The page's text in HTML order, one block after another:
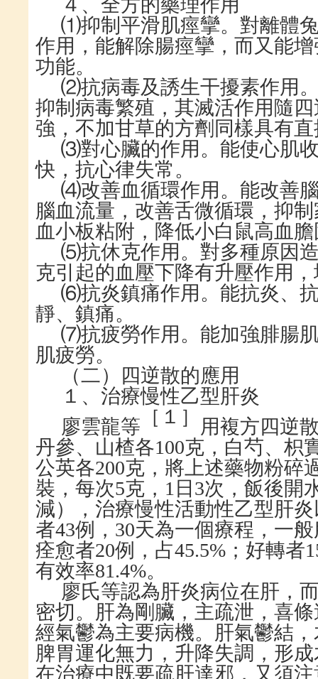
４、全方的藥理作用
⑴抑制平滑肌痙攣。對離體
作用，能解除腸痙攣，而又能
功能。
⑵抗病毒及誘生干擾素作用
抑制病毒繁殖，其滅活作用隨
強，不加甘草的方劑同樣具有
⑶對心臟的作用。能使心肌
快，抗心律失常。
⑷改善血循環作用。能改善
腦血流量，改善舌微循環，抑
血小板粘附，降低小白鼠高血
⑸抗休克作用。對多種原因
克引起的血壓下降有升壓作用
⑹抗炎鎮痛作用。能抗炎、
靜、鎮痛。
⑺抗疲勞作用。能加強腓腸
肌疲勞。
（二）四逆散的應用
１、治療慢性乙型肝炎
廖雲龍等 ［１］ 用複方四逆
丹參、山楂各100克，白芍、枳
公英各200克，將上述藥物粉碎
裝，每次5克， 1 日 3次，飯後開
減），治療慢性活動性乙型肝
者43例， 30天為一個療程，一
痊愈者20例，占45.5% ；好轉者
有效率81.4%。
廖氏等認為肝炎病位在肝，
密切。肝為剛臟，主疏泄，喜
經氣鬱為主要病機。肝氣鬱結
脾胃運化無力，升降失調，形
在治療中既要疏肝達邪，又須